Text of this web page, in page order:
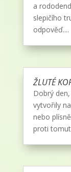
a
slepičího
odpověď....
ŽLUTÉ
Dobrý
vytvořily
nebo
proti